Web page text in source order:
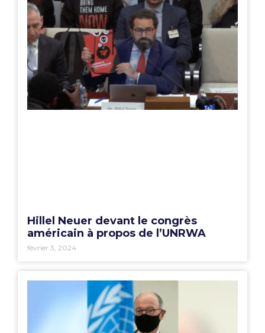
Hillel Neuer devant le congrès
américain à propos de l’UNRWA
février 3, 2024